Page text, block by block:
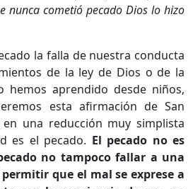
nunca cometió pecado Dios lo hizo
la falla de nuestra conducta
de la ley de Dios o de la
hemos aprendido desde niños,
esta afirmación de San
en una reducción muy simplista
es el pecado. El pecado no es
no tampoco fallar a una
que el mal se exprese a